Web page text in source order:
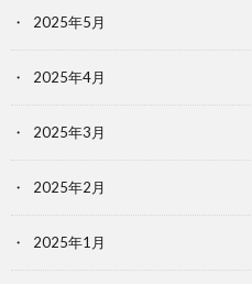
2025年5月
2025年4月
2025年3月
2025年2月
2025年1月